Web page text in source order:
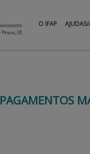
O IFAP
PAGAMENTOS